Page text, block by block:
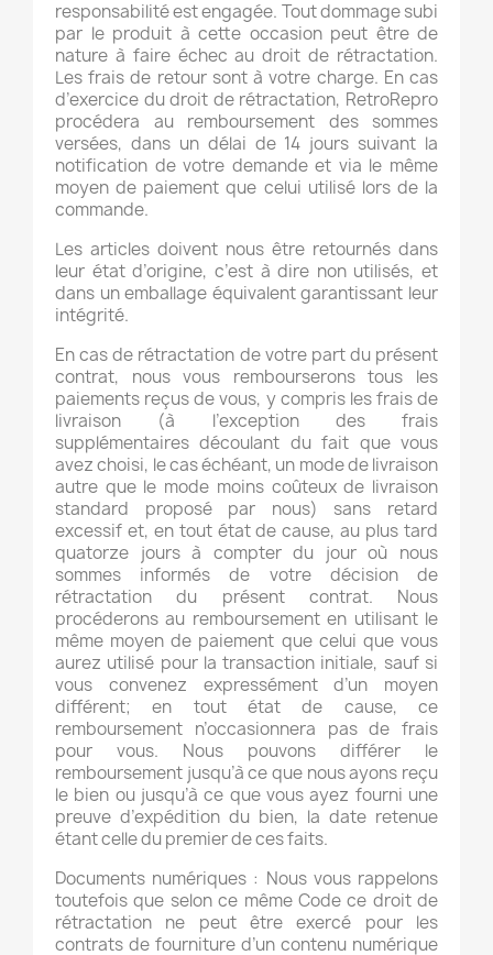
responsabilité est engagée. Tout dommage subi
par le produit à cette occasion peut être de
nature à faire échec au droit de rétractation.
Les frais de retour sont à votre charge. En cas
d’exercice du droit de rétractation, RetroRepro
procédera au remboursement des sommes
versées, dans un délai de 14 jours suivant la
notification de votre demande et via le même
moyen de paiement que celui utilisé lors de la
commande.
Les articles doivent nous être retournés dans
leur état d’origine, c’est à dire non utilisés, et
dans un emballage équivalent garantissant leur
intégrité.
En cas de rétractation de votre part du présent
contrat, nous vous rembourserons tous les
paiements reçus de vous, y compris les frais de
livraison (à l’exception des frais
supplémentaires découlant du fait que vous
avez choisi, le cas échéant, un mode de livraison
autre que le mode moins coûteux de livraison
standard proposé par nous) sans retard
excessif et, en tout état de cause, au plus tard
quatorze jours à compter du jour où nous
sommes informés de votre décision de
rétractation du présent contrat. Nous
procéderons au remboursement en utilisant le
même moyen de paiement que celui que vous
aurez utilisé pour la transaction initiale, sauf si
vous convenez expressément d’un moyen
différent; en tout état de cause, ce
remboursement n’occasionnera pas de frais
pour vous. Nous pouvons différer le
remboursement jusqu’à ce que nous ayons reçu
le bien ou jusqu’à ce que vous ayez fourni une
preuve d’expédition du bien, la date retenue
étant celle du premier de ces faits.
Documents numériques : Nous vous rappelons
toutefois que selon ce même Code ce droit de
rétractation ne peut être exercé pour les
contrats de fourniture d’un contenu numérique